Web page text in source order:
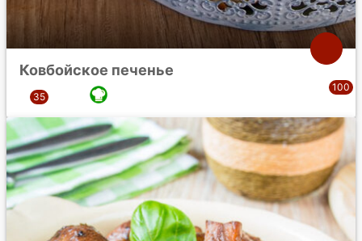
Ковбойское печенье